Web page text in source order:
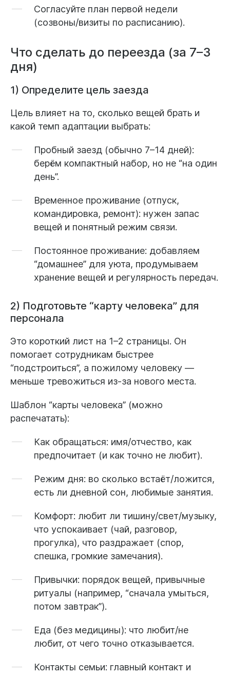
Согласуйте план первой недели
(созвоны/визиты по расписанию).
Что сделать до переезда (за 7–3
дня)
1) Определите цель заезда
Цель влияет на то, сколько вещей брать и
какой темп адаптации выбрать:
Пробный заезд (обычно 7–14 дней):
берём компактный набор, но не “на один
день”.
Временное проживание (отпуск,
командировка, ремонт): нужен запас
вещей и понятный режим связи.
Постоянное проживание: добавляем
“домашнее” для уюта, продумываем
хранение вещей и регулярность передач.
2) Подготовьте “карту человека” для
персонала
Это короткий лист на 1–2 страницы. Он
помогает сотрудникам быстрее
“подстроиться”, а пожилому человеку —
меньше тревожиться из-за нового места.
Шаблон “карты человека” (можно
распечатать):
Как обращаться: имя/отчество, как
предпочитает (и как точно не любит).
Режим дня: во сколько встаёт/ложится,
есть ли дневной сон, любимые занятия.
Комфорт: любит ли тишину/свет/музыку,
что успокаивает (чай, разговор,
прогулка), что раздражает (спор,
спешка, громкие замечания).
Привычки: порядок вещей, привычные
ритуалы (например, “сначала умыться,
потом завтрак”).
Еда (без медицины): что любит/не
любит, от чего точно отказывается.
Контакты семьи: главный контакт и